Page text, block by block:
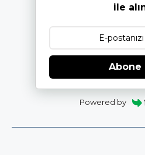
ile
Abone
Powered by